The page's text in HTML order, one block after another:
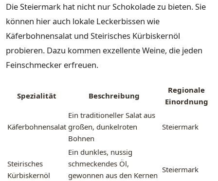
Die Steiermark hat nicht nur Schokolade zu bieten. Sie
können hier auch lokale Leckerbissen wie
Käferbohnensalat und Steirisches Kürbiskernöl
probieren. Dazu kommen exzellente Weine, die jeden
Feinschmecker erfreuen.
Spezialität Beschreibung
Regionale
Einordnung
Käferbohnensalat
Ein traditioneller Salat aus
großen, dunkelroten
Bohnen
Steiermark
Steirisches
Kürbiskernöl
Ein dunkles, nussig
schmeckendes Öl,
gewonnen aus den Kernen
Steiermark